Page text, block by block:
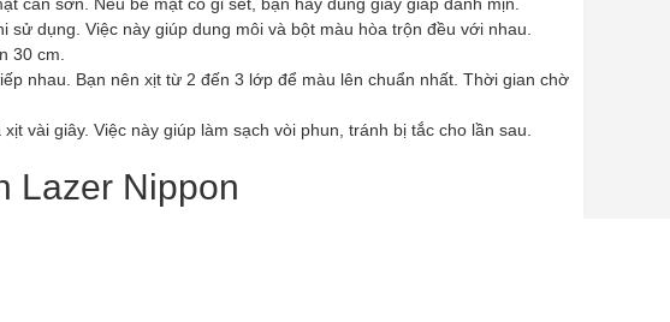
dụng. Việc này giúp dung môi và bột màu hòa trộn đều với nhau.
30 cm.
nhau. Bạn nên xịt từ 2 đến 3 lớp để màu lên chuẩn nhất. Thời gian chờ
vài giây. Việc này giúp làm sạch vòi phun, tránh bị tắc cho lần sau.
Lazer Nippon